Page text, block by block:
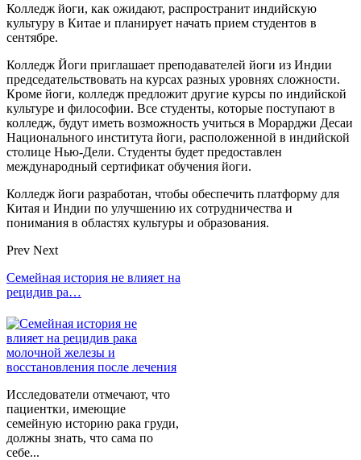
Колледж йоги, как ожидают, распространит индийскую
культуру в Китае и планирует начать прием студентов в
сентябре.
Колледж Йоги приглашает преподавателей йоги из Индии
председательствовать на курсах разных уровнях сложности.
Кроме йоги, колледж предложит другие курсы по индийской
культуре и философии. Все студенты, которые поступают в
колледж, будут иметь возможность учиться в Морарджи Десаи
Национального института йоги, расположенной в индийской
столице Нью-Дели. Студенты будет предоставлен
международный сертификат обучения йоги.
Колледж йоги разработан, чтобы обеспечить платформу для
Китая и Индии по улучшению их сотрудничества и
понимания в областях культуры и образования.
Prev Next
Семейная история не влияет на
рецидив ра…
Исследователи отмечают, что
пациентки, имеющие
семейную историю рака груди,
должны знать, что сама по
себе...